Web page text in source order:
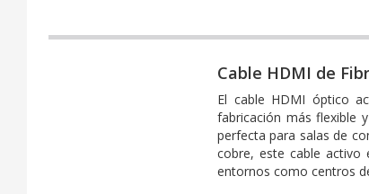
Cable HDMI de
El cable HDMI óptico
fabricación más flexible
perfecta para salas de
cobre, este cable activo
entornos como centros